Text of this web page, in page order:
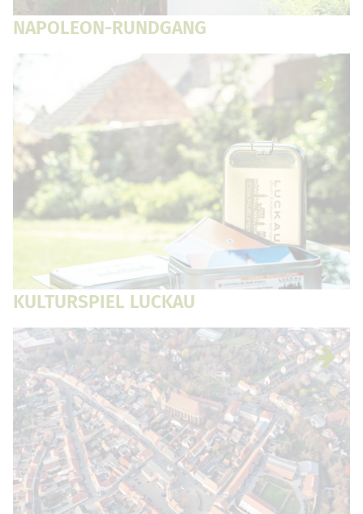
NAPOLEON-RUNDGANG
KULTURSPIEL LUCKAU